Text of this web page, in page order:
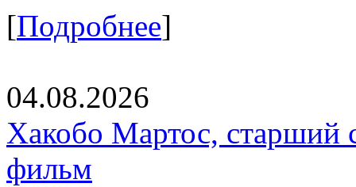
[Подробнее]
04.08.2026
Хакобо Мартос, старший
фильм